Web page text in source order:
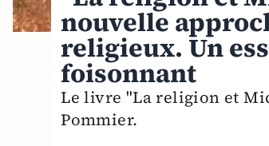
nouvelle
religieux. Un
foisonnant
Le livre "La religion et
Pommier.